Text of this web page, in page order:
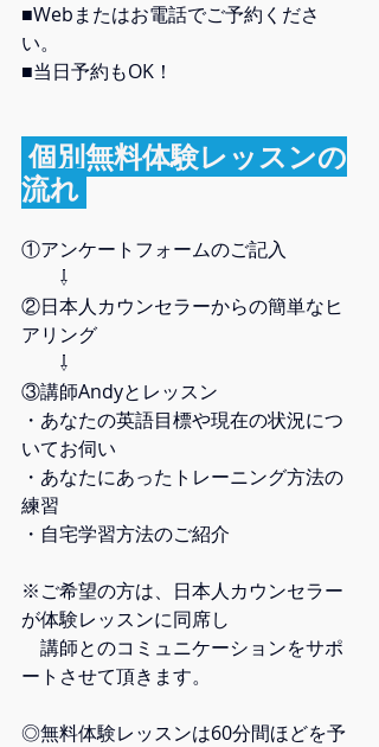
■Webまたはお電話でご予約くださ
い。
■当日予約もOK！
個別無料体験レッスンの
流れ
①アンケートフォームのご記入
⇩
②日本人カウンセラーからの簡単なヒ
アリング
⇩
③講師Andyとレッスン
・あなたの英語目標や現在の状況につ
いてお伺い
・あなたにあったトレーニング方法の
練習
・自宅学習方法のご紹介
※ご希望の方は、日本人カウンセラー
が体験レッスンに同席し
講師とのコミュニケーションをサポ
ートさせて頂きます。
◎無料体験レッスンは60分間ほどを予